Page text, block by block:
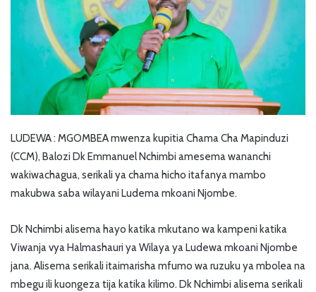
LUDEWA : MGOMBEA mwenza kupitia Chama Cha Mapinduzi
(CCM), Balozi Dk Emmanuel Nchimbi amesema wananchi
wakiwachagua, serikali ya chama hicho itafanya mambo
makubwa saba wilayani Ludema mkoani Njombe.
Dk Nchimbi alisema hayo katika mkutano wa kampeni katika
Viwanja vya Halmashauri ya Wilaya ya Ludewa mkoani Njombe
jana. Alisema serikali itaimarisha mfumo wa ruzuku ya mbolea na
mbegu ili kuongeza tija katika kilimo. Dk Nchimbi alisema serikali